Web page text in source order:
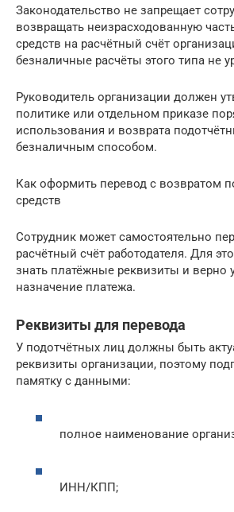
Законодательство не запрещает
возвращать неизрасходованную
средств на расчётный счёт
безналичные расчёты этого типа не
Руководитель организации должен
политике или отдельном приказе
использования и возврата
безналичным способом.
Как оформить перевод с возвратом
средств
Сотрудник может самостоятельно
расчётный счёт работодателя. Для
знать платёжные реквизиты и верно
назначение платежа.
Реквизиты для перевода
У подотчётных лиц должны быть
реквизиты организации, поэтому
памятку с данными:
полное наименование
ИНН/КПП;